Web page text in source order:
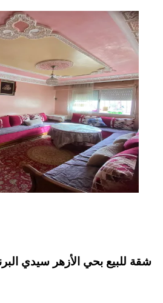
شقة للبيع بحي الأزهر سيدي